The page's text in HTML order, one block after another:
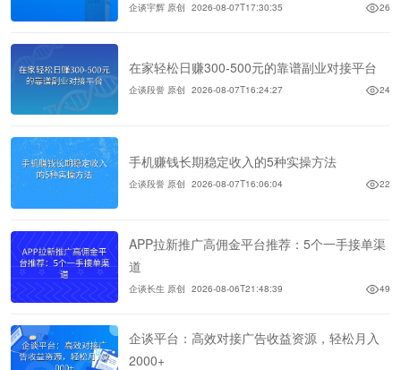
企谈宇辉 原创 2026-08-07T17:30:35 26
在家轻松日赚300-500元的靠谱副业对接平台
企谈段誉 原创 2026-08-07T16:24:27 24
手机赚钱长期稳定收入的5种实操方法
企谈段誉 原创 2026-08-07T16:06:04 22
APP拉新推广高佣金平台推荐：5个一手接单渠
道
企谈长生 原创 2026-08-06T21:48:39 49
企谈平台：高效对接广告收益资源，轻松月入
2000+